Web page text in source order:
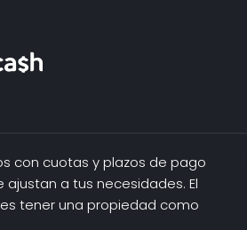
con cuotas y plazos de pago
ajustan a tus necesidades. El
tener una propiedad como